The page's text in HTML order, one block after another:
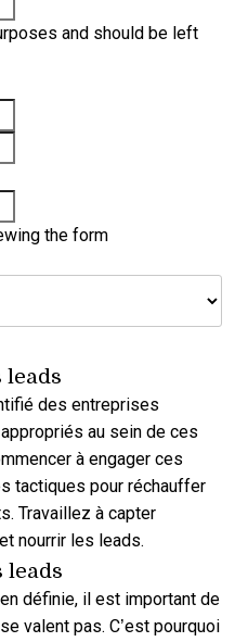
and should be left
the form
leads
des entreprises
au sein de ces
à engager ces
tactiques pour réchauffer
Travaillez à capter
nourrir les leads.
leads
définie, il est important de
valent pas. C’est pourquoi